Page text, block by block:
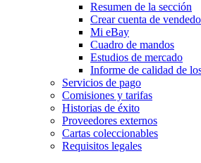
Resumen de la sección
Crear cuenta de
Mi eBay
Cuadro de mandos
Estudios de mercado
Informe de calidad de
Servicios de pago
Comisiones y tarifas
Historias de éxito
Proveedores externos
Cartas coleccionables
Requisitos legales